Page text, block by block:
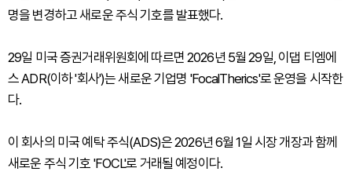
명을 변경하고 새로운 주식 기호를 발표했다.
29일 미국 증권거래위원회에 따르면 2026년 5월 29일, 이댑 티엠에
스 ADR(이하 '회사')는 새로운 기업명 'FocalTherics'로 운영을 시작한
다.
이 회사의 미국 예탁 주식(ADS)은 2026년 6월 1일 시장 개장과 함께
새로운 주식 기호 'FOCL'로 거래될 예정이다.